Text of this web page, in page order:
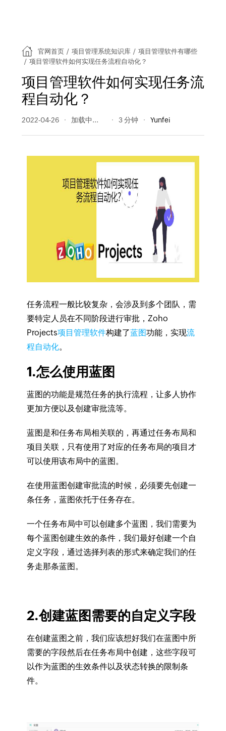
官网首页 / 项目管理系统知识库 / 项目管理软件有哪些
/ 项目管理软件如何实现任务流程自动化？
项目管理软件如何实现任务流
程自动化？
2022-04-26 440 阅读量 3 分钟 Yunfei
任务流程一般比较复杂，会涉及到多个团队，需
要特定人员在不同阶段进行审批，Zoho
Projects项目管理软件构建了蓝图功能，实现流
程自动化。
1.怎么使用蓝图
蓝图的功能是规范任务的执行流程，让多人协作
更加方便以及创建审批流等。
蓝图是和任务布局相关联的，再通过任务布局和
项目关联，只有使用了对应的任务布局的项目才
可以使用该布局中的蓝图。
在使用蓝图创建审批流的时候，必须要先创建一
条任务，蓝图依托于任务存在。
一个任务布局中可以创建多个蓝图，我们需要为
每个蓝图创建生效的条件，我们最好创建一个自
定义字段，通过选择列表的形式来确定我们的任
务走那条蓝图。
2.创建蓝图需要的自定义字段
在创建蓝图之前，我们应该想好我们在蓝图中所
需要的字段然后在任务布局中创建，这些字段可
以作为蓝图的生效条件以及状态转换的限制条
件。